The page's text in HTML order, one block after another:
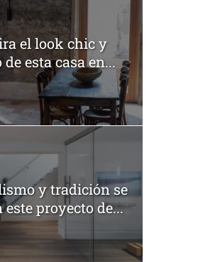
el look chic y
esta casa en...
y tradición se
este proyecto de...